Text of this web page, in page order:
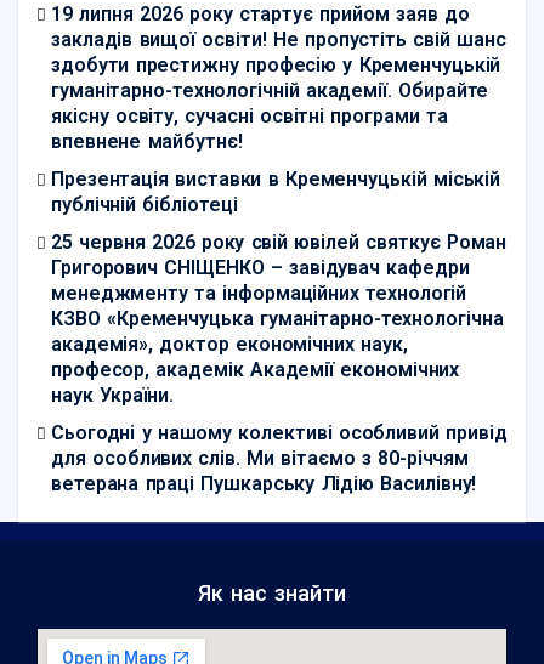
19 липня 2026 року стартує прийом заяв до
закладів вищої освіти! Не пропустіть свій шанс
здобути престижну професію у Кременчуцькій
гуманітарно-технологічній академії. Обирайте
якісну освіту, сучасні освітні програми та
впевнене майбутнє!
Презентація виставки в Кременчуцькій міській
публічній бібліотеці
25 червня 2026 року свій ювілей святкує Роман
Григорович СНІЩЕНКО – завідувач кафедри
менеджменту та інформаційних технологій
КЗВО «Кременчуцька гуманітарно-технологічна
академія», доктор економічних наук,
професор, академік Академії економічних
наук України.
Сьогодні у нашому колективі особливий привід
для особливих слів. Ми вітаємо з 80-річчям
ветерана праці Пушкарську Лідію Василівну!
Як нас знайти